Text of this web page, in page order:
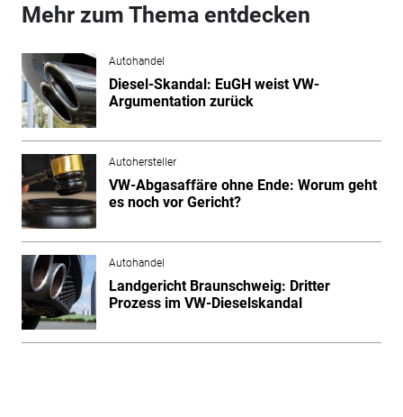
Mehr zum Thema entdecken
Autohandel
Diesel-Skandal: EuGH weist VW-
Argumentation zurück
Autohersteller
VW-Abgasaffäre ohne Ende: Worum geht
es noch vor Gericht?
Autohandel
Landgericht Braunschweig: Dritter
Prozess im VW-Dieselskandal